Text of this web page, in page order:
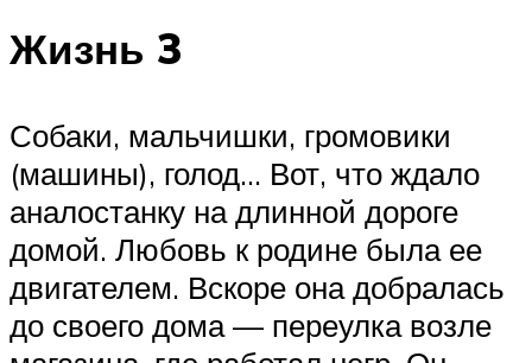
Жизнь 3
Собаки, мальчишки, громовики
(машины), голод… Вот, что ждало
аналостанку на длинной дороге
домой. Любовь к родине была ее
двигателем. Вскоре она добралась
до своего дома — переулка возле